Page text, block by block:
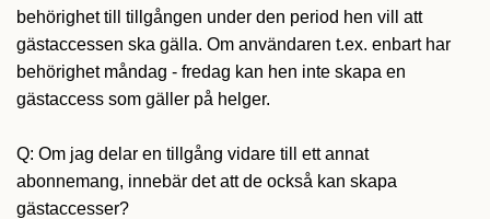
behörighet till tillgången under den period hen vill att
gästaccessen ska gälla. Om användaren t.ex. enbart har
behörighet måndag - fredag kan hen inte skapa en
gästaccess som gäller på helger.
Q: Om jag delar en tillgång vidare till ett annat
abonnemang, innebär det att de också kan skapa
gästaccesser?